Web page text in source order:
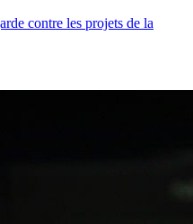
contre les projets de la